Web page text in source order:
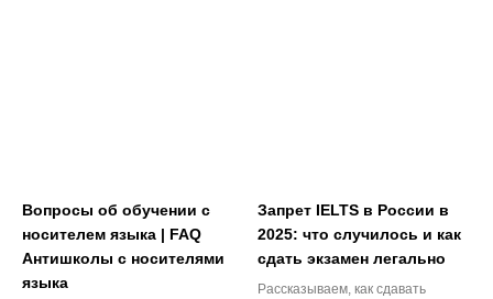
Вопросы об обучении с
носителем языка | FAQ
Антишколы с носителями
языка
Запрет IELTS в России в
2025: что случилось и как
сдать экзамен легально
Рассказываем, как сдавать